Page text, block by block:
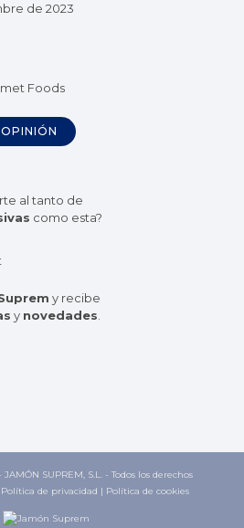
de 2023
al tanto de
como esta?
y recibe
y novedades
JAMÓN SUPREM, S.L. - Todos los derechos
Política de privacidad | Política de cookies